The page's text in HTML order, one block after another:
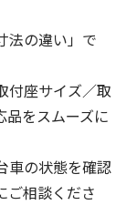
法の違い」で
付座サイズ／取
品をスムーズに
車の状態を確認
ご相談くださ